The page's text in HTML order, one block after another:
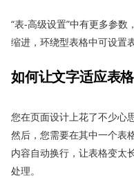
“表-高级设置”中有更多参
缩进，环绕型表格中可设置
如何让文字适应表
您在页面设计上花了不少心
然后，您需要在其中一个表
内容自动换行，让表格变太
处理。